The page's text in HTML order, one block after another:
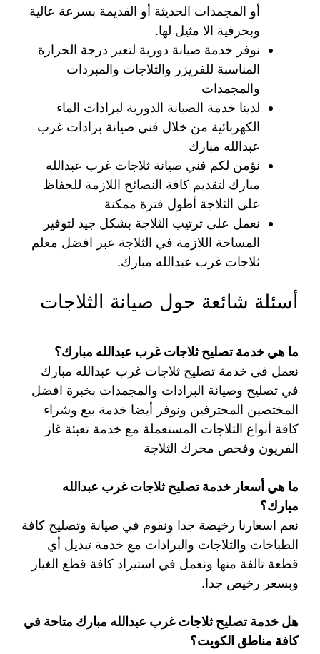
أو المجمدات الحديثة أو القديمة بسرعة عالية
وبحرفية الا مثيل لها.
نوفر خدمة صيانة دورية لتعير درجة الحرارة
المناسبة للفريزر والثلاجات والمبردات
والمجمدات
لدينا خدمة الصيانة الدورية لبرادات الماء
الكهربائية من خلال فني صيانة برادات غرب
عبدالله مبارك
نؤمن لكم فني صيانة ثلاجات غرب عبدالله
مبارك لتقديم كافة النصائح اللازمة للحفاظ
على الثلاجة أطول فترة ممكنة
نعمل على ترتيب الثلاجة بشكل جيد لتوفير
المساحة اللازمة في الثلاجة عبر افضل معلم
ثلاجات غرب عبدالله مبارك.
أسئلة شائعة حول صيانة الثلاجات
ما هي خدمة تصليح ثلاجات غرب عبدالله مبارك؟
نعمل في خدمة تصليح ثلاجات غرب عبدالله مبارك
في تصليح وصيانة البرادات والمجمدات بخبرة افضل
المختصين المحترفين ونوفر أيضا خدمة بيع وشراء
كافة أنواع الثلاجات المستعملة مع خدمة تعبئة غاز
الفريون وفحص محرك الثلاجة
ما هي أسعار خدمة تصليح ثلاجات غرب عبدالله
مبارك؟
نعم اسعارنا رخيصة جدا ونقوم في صيانة وتصليح كافة
الطباخات والثلاجات والبرادات مع خدمة تبديل أي
قطعة تالفة منها ونعمل في استيراد كافة قطع الغيار
وبسعر رخيص جدا.
هل خدمة تصليح ثلاجات غرب عبدالله مبارك متاحة في
كافة مناطق الكويت؟